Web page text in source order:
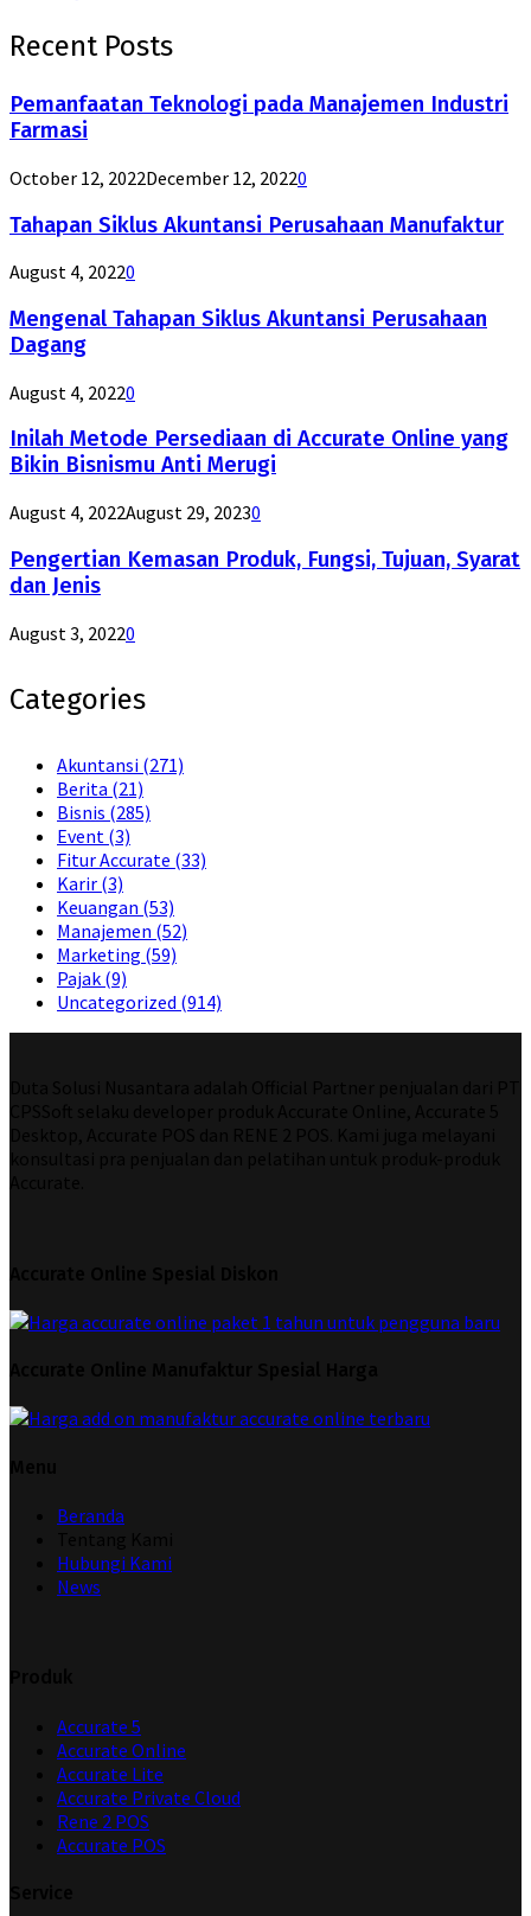
Recent Posts
Pemanfaatan Teknologi pada Manajemen Industri
Farmasi
October 12, 2022December 12, 20220
Tahapan Siklus Akuntansi Perusahaan Manufaktur
August 4, 20220
Mengenal Tahapan Siklus Akuntansi Perusahaan
Dagang
August 4, 20220
Inilah Metode Persediaan di Accurate Online yang
Bikin Bisnismu Anti Merugi
August 4, 2022August 29, 20230
Pengertian Kemasan Produk, Fungsi, Tujuan, Syarat
dan Jenis
August 3, 20220
Categories
Akuntansi (271)
Berita (21)
Bisnis (285)
Event (3)
Fitur Accurate (33)
Karir (3)
Keuangan (53)
Manajemen (52)
Marketing (59)
Pajak (9)
Uncategorized (914)
Beranda
Hubungi Kami
News
Accurate 5
Accurate Online
Accurate Lite
Accurate Private Cloud
Rene 2 POS
Accurate POS